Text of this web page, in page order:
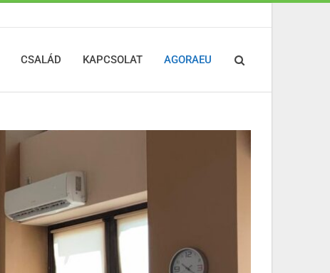
CSALÁD KAPCSOLAT AGORAEU